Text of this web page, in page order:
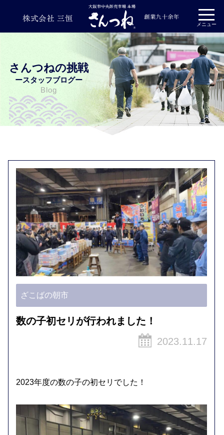
メニュー
プライバシーポリシー
さんつねの挑戦
ースタッフブログー
Blog
ざこばの朝市
数の子初セリが行われました！
2023.11.17
2023年度の数の子の初セリでした！